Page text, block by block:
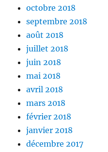
octobre 2018
septembre 2018
août 2018
juillet 2018
juin 2018
mai 2018
avril 2018
mars 2018
février 2018
janvier 2018
décembre 2017